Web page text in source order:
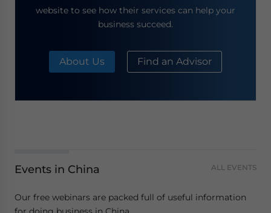
website to see how their services can help your
business succeed.
About Us Find an Advisor
Events in China ALL EVENTS
Our free webinars are packed full of useful information